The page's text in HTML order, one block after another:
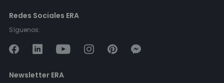
Redes Sociales ERA
Síguenos:
Newsletter ERA